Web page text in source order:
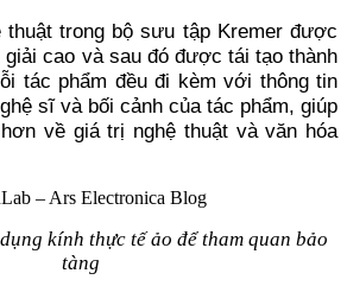
thuật trong bộ sưu tập Kremer được
giải cao và sau đó được tái tạo thành
tác phẩm đều đi kèm với thông tin
sĩ và bối cảnh của tác phẩm, giúp
về giá trị nghệ thuật và văn hóa
kính thực tế ảo để tham quan bảo
tàng